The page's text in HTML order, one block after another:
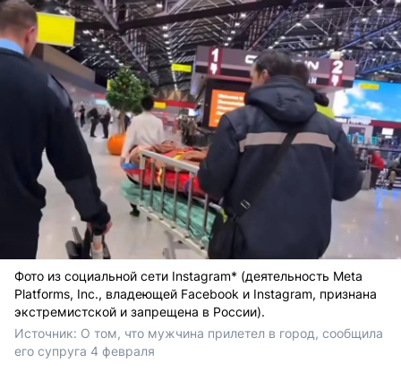
Фото из социальной сети Instagram* (деятельность Meta
Platforms, Inc., владеющей Facebook и Instagram, признана
экстремистской и запрещена в России).
Источник: О том, что мужчина прилетел в город, сообщила
его супруга 4 февраля